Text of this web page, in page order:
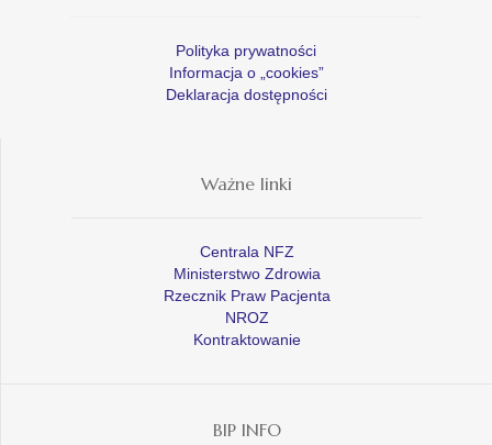
Polityka prywatności
Informacja o „cookies”
Deklaracja dostępności
Ważne linki
Centrala NFZ
Ministerstwo Zdrowia
Rzecznik Praw Pacjenta
NROZ
Kontraktowanie
BIP INFO